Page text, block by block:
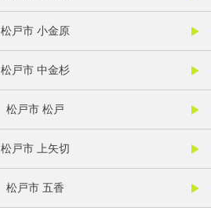
松戸市 小金原
松戸市 中金杉
松戸市 松戸
松戸市 上矢切
松戸市 五香